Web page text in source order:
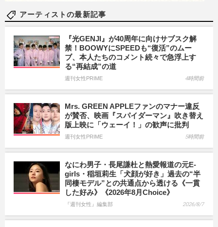
アーティストの最新記事
『光GENJI』が40周年に向けサブスク解
禁！BOOWYにSPEEDも“復活”のムー
ブ、本人たちのコメント続々で急浮上す
る“再結成”の道
週刊女性PRIME 4時間前
Mrs. GREEN APPLEファンのマナー違反
が賛否、映画『スパイダーマン』吹き替え
版上映に「ウェーイ！」の歓声に批判
週刊女性PRIME 5時間前
なにわ男子・長尾謙杜と熱愛報道の元E-
girls・稲垣莉生「犬顔が好き」過去の“半
同棲モデル”との共通点から透ける《一貫
した好み》《2026年8月Choice》
『週刊女性』編集部 2026/8/7